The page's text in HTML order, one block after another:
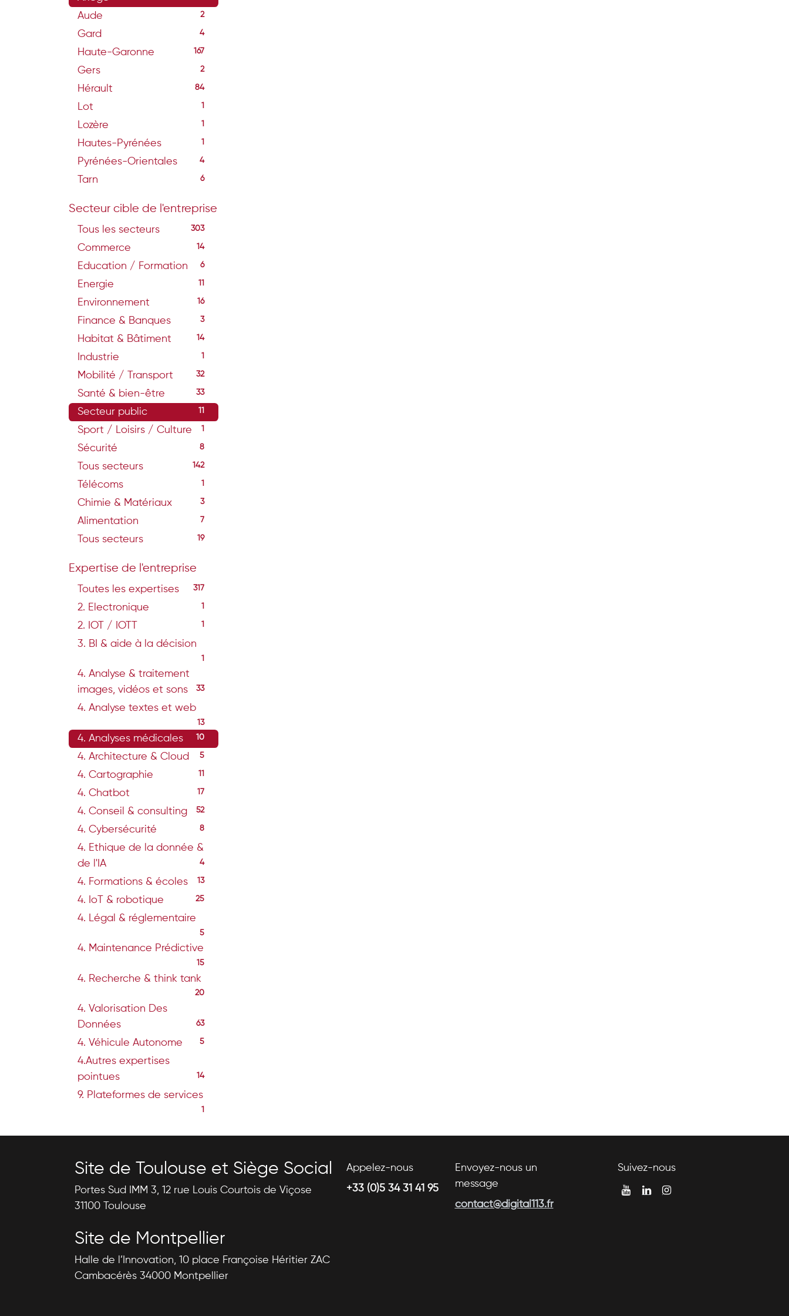
Aude 2
Gard 4
Haute-Garonne 167
Gers 2
Hérault 84
Lot 1
Lozère 1
Hautes-Pyrénées 1
Pyrénées-Orientales 4
Tarn 6
Secteur cible de l'entreprise
Tous les secteurs 303
Commerce 14
Education / Formation 6
Energie 11
Environnement 16
Finance & Banques 3
Habitat & Bâtiment 14
Industrie 1
Mobilité / Transport 32
Santé & bien-être 33
Secteur public 11
Sport / Loisirs / Culture 1
Sécurité 8
Tous secteurs 142
Télécoms 1
Chimie & Matériaux 3
Alimentation 7
Tous secteurs 19
Expertise de l'entreprise
Toutes les expertises 317
2. Electronique 1
2. IOT / IOTT 1
3. BI & aide à la décision
1
4. Analyse & traitement
images, vidéos et sons
33
4. Analyse textes et web
13
4. Analyses médicales 10
4. Architecture & Cloud 5
4. Cartographie 11
4. Chatbot 17
4. Conseil & consulting 52
4. Cybersécurité 8
4. Ethique de la donnée &
de l'IA
4
4. Formations & écoles 13
4. IoT & robotique 25
4. Légal & réglementaire
5
4. Maintenance Prédictive
15
4. Recherche & think tank
20
4. Valorisation Des
Données
63
4. Véhicule Autonome 5
4.Autres expertises
pointues
14
9. Plateformes de services
1
Site de Toulouse et Siège Social
Portes Sud IMM 3, 12 rue Louis Courtois de Viçose
31100 Toulouse
Site de Montpellier
Halle de l’Innovation, 10 place Françoise Héritier ZAC
Cambacérès 34000 Montpellier
Appelez-nous
+33 (0)5 34 31 41 95
Envoyez-nous un
message
contact@digital113.fr
Suivez-nous